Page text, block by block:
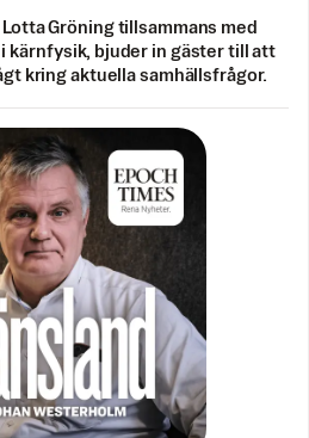
Gröning tillsammans med
kärnfysik, bjuder in gäster till att
kring aktuella samhällsfrågor.